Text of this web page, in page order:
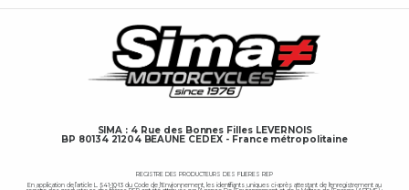
SIMA : 4 Rue des Bonnes Filles LEVERNOIS
BP 80134 21204 BEAUNE CEDEX - France métropolitaine
REGISTRE DES PRODUCTEURS DES FILIERES REP
En application de l’article L. 541-10-13 du Code de l'Environnement, les identifiants uniques ci-après attestant de l'enregistrement au